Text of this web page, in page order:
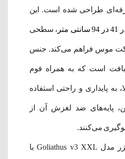
طراحی شده است. این
، سطحی
موس فراهم می‌کند. جنس
بافت است که به همراه فوم
به پایداری و راحتی استفاده
پایه‌های ضد لغزش آن از
می‌کنند.​
ماوس پد گیمینگ ریزر مدل Goliathus v3 XXL با